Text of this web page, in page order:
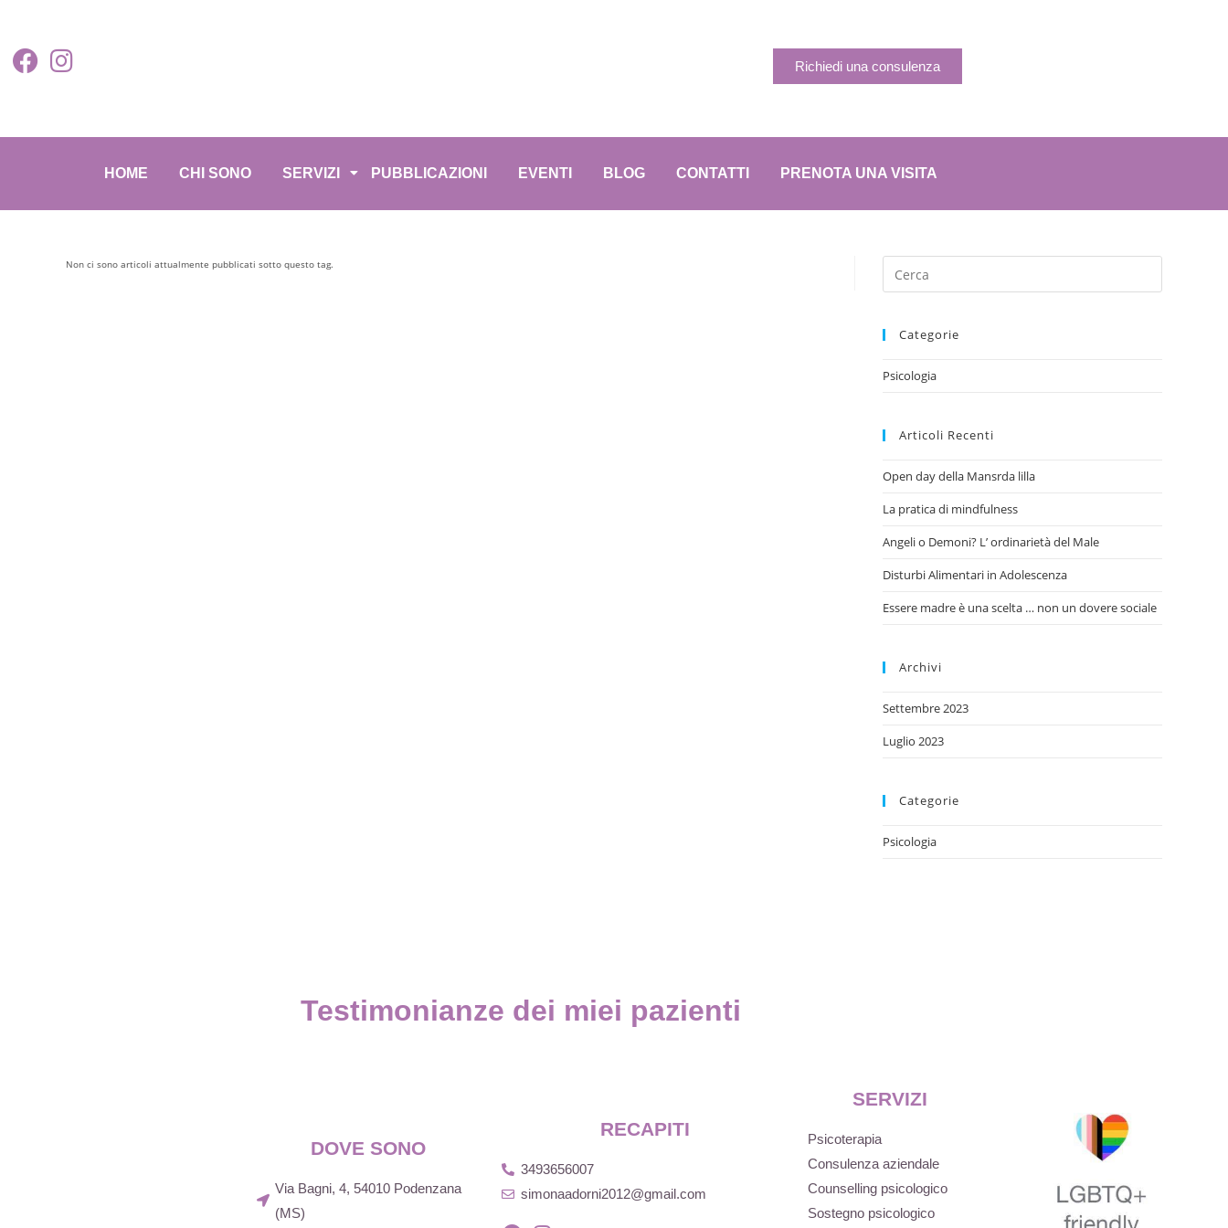
Richiedi una consulenza
HOME CHI SONO SERVIZI PUBBLICAZIONI EVENTI BLOG CONTATTI PRENOTA UNA VISITA
Non ci sono articoli attualmente pubblicati sotto questo tag.
Categorie
Psicologia
Articoli Recenti
Open day della Mansrda lilla
La pratica di mindfulness
Angeli o Demoni? L’ ordinarietà del Male
Disturbi Alimentari in Adolescenza
Essere madre è una scelta … non un dovere sociale
Archivi
Settembre 2023
Luglio 2023
Categorie
Psicologia
Testimonianze dei miei pazienti
DOVE SONO
Via Bagni, 4, 54010 Podenzana
(MS)
RECAPITI
3493656007
simonaadorni2012@gmail.com
SERVIZI
Psicoterapia
Consulenza aziendale
Counselling psicologico
Sostegno psicologico